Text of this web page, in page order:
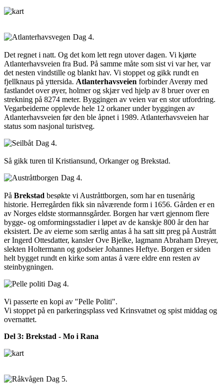
Dag 4.
Det regnet i natt. Og det kom lett regn utover dagen. Vi kjørte
Atlanterhavsveien fra Bud. På samme måte som sist vi var her, var
det nesten vindstille og blankt hav. Vi stoppet og gikk rundt en
fjellknaus på yttersida. Atlanterhavsveien forbinder Averøy med
fastlandet over øyer, holmer og skjær ved hjelp av 8 bruer over en
strekning på 8274 meter. Byggingen av veien var en stor utfordring.
Vegarbeiderne opplevde hele 12 orkaner under byggingen av
Atlanterhavsveien før den ble åpnet i 1989. Atlanterhavsveien har
status som nasjonal turistveg.
Dag 4.
Så gikk turen til Kristiansund, Orkanger og Brekstad.
Dag 4.
På Brekstad besøkte vi Austråttborgen, som har en tusenårig
historie. Herregården fikk sin nåværende form i 1656. Gården er en
av Norges eldste stormannsgårder. Borgen har vært gjennom flere
bygge- og omformingsstadier i løpet av de kanskje 800 år den har
eksistert. De av eierne som særlig antas å ha satt sitt preg på Austrått
er Ingerd Ottesdatter, kansler Ove Bjelke, lagmann Abraham Dreyer,
slekten Holtermann og godseier Johannes Heftye. Borgen er siden
helt bygget rundt en kirke som antas å være eldre enn resten av
steinbygningen.
Dag 4.
Vi passerte en kopi av "Pelle Politi".
Vi stoppet på en parkeringsplass ved Krinsvatnet og spist middag og
overnattet.
Del 3: Brekstad - Mo i Rana
Dag 5.